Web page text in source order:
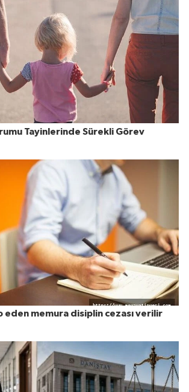
Tayinlerinde Sürekli Görev
eden memura disiplin cezası verilir